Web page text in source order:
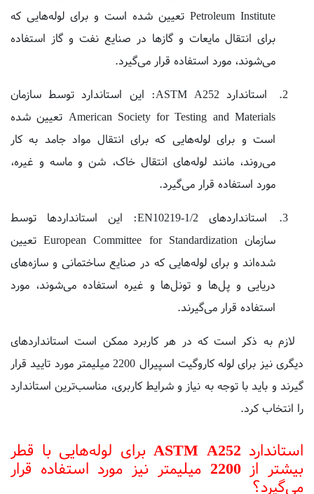
برای انتقال مایعات و گازها در صنایع نفت و گاز استفاده
می‌شوند، مورد استفاده قرار می‌گیرد.
استاندارد ASTM A252: این استاندارد توسط سازمان
American Society for Testing and Materials تعیین شده
است و برای لوله‌هایی که برای انتقال مواد جامد به کار
می‌روند، مانند لوله‌های انتقال خاک، شن و ماسه و غیره،
مورد استفاده قرار می‌گیرد.
سازمان European Committee for Standardization تعیین
شده‌اند و برای لوله‌هایی که در صنایع ساختمانی و سازه‌های
دریایی و پل‌ها و تونل‌ها و غیره استفاده می‌شوند، مورد
استفاده قرار می‌گیرند.
لازم به ذکر است که در هر کاربرد ممکن است استانداردهای
دیگری نیز برای لوله کاروگیت اسپیرال 2200 میلیمتر مورد تایید قرار
گیرند و باید با توجه به نیاز و شرایط کاربری، مناسب‌ترین استاندارد
را انتخاب کرد.
بیشتر از 2200 میلیمتر نیز مورد استفاده قرار
می‌گیرد؟